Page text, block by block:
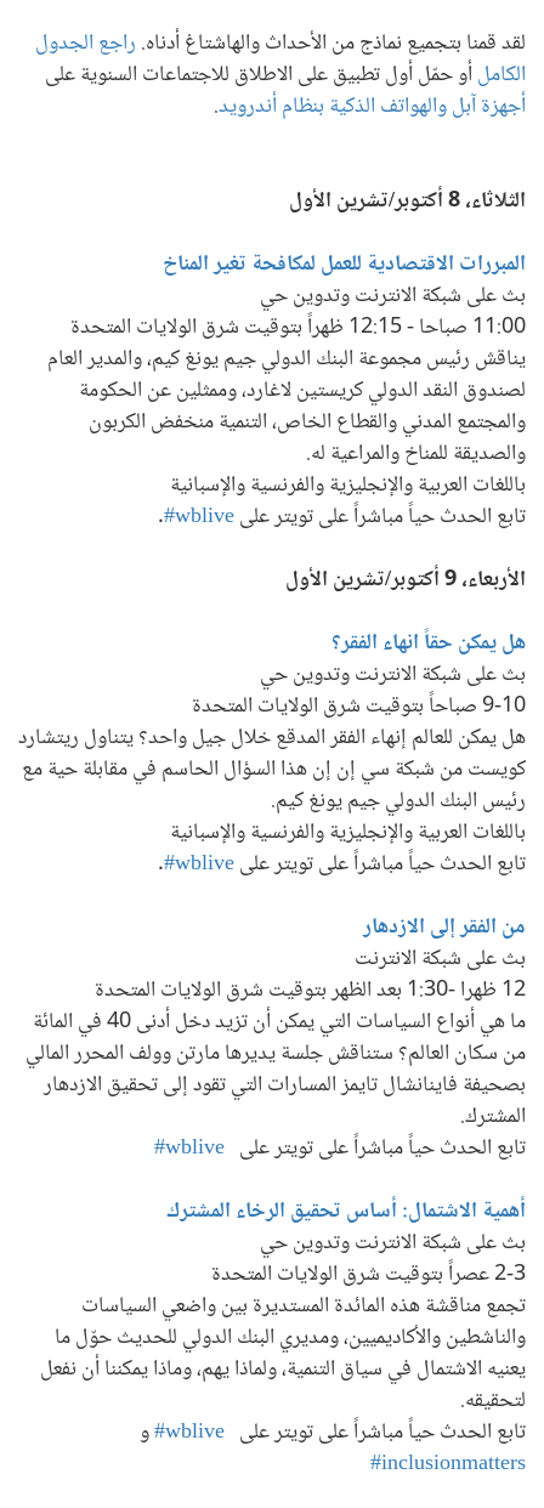
لقد قمنا بتجميع نماذج من الأحداث والهاشتاغ أدناه. راجع الجدول
الكامل أو حمّل أول تطبيق على الاطلاق للاجتماعات السنوية على
أجهزة آبلوالهواتف الذكية بنظام أندرويد.
الثلاثاء، 8 أكتوبر/تشرين الأول
المبررات الاقتصادية للعمل لمكافحة تغير المناخ
بث على شبكة الانترنت وتدوين حي
11:00 صباحا - 12:15 ظهراً بتوقيت شرق الولايات المتحدة
يناقش رئيس مجموعة البنك الدولي جيم يونغ كيم، والمدير العام
لصندوق النقد الدولي كريستين لاغارد، وممثلين عن الحكومة
والمجتمع المدني والقطاع الخاص، التنمية منخفض الكربون
والصديقة للمناخ والمراعية له.
باللغات العربية والإنجليزية والفرنسية والإسبانية
تابع الحدث حياً مباشراً على تويتر علىwblive#
.
الأربعاء، 9 أكتوبر/تشرين الأول
هل يمكن حقاً انهاء الفقر؟
بث على شبكة الانترنت وتدوين حي
9-10 صباحاً بتوقيت شرق الولايات المتحدة
هل يمكن للعالم إنهاء الفقر المدقع خلال جيل واحد؟ يتناول ريتشارد
كويست من شبكة سي إن إن هذا السؤال الحاسم في مقابلة حية مع
رئيس البنك الدولي جيم يونغ كيم.
باللغات العربية والإنجليزية والفرنسية والإسبانية
تابع الحدث حياً مباشراً على تويتر علىwblive#
.
من الفقر إلى الازدهار
بث على شبكة الانترنت
12 ظهرا -1:30 بعد الظهر بتوقيت شرق الولايات المتحدة
ما هي أنواع السياسات التي يمكن أن تزيد دخل أدنى 40 في المائة
من سكان العالم؟ ستناقش جلسة يديرها مارتن وولف المحرر المالي
بصحيفة فاينانشال تايمز المسارات التي تقود إلى تحقيق الازدهار
المشترك.
تابع الحدث حياً مباشراً على تويتر على wblive#
أهمية الاشتمال: أساس تحقيق الرخاء المشترك
بث على شبكة الانترنت وتدوين حي
2-3 عصراً بتوقيت شرق الولايات المتحدة
تجمع مناقشة هذه المائدة المستديرة بين واضعي السياسات
والناشطين والأكاديميين، ومديري البنك الدولي للحديث حوّل ما
يعنيه الاشتمال في سياق التنمية، ولماذا يهم، وماذا يمكننا أن نفعل
لتحقيقه.
تابع الحدث حياً مباشراً على تويتر على wblive# و
inclusionmatters#